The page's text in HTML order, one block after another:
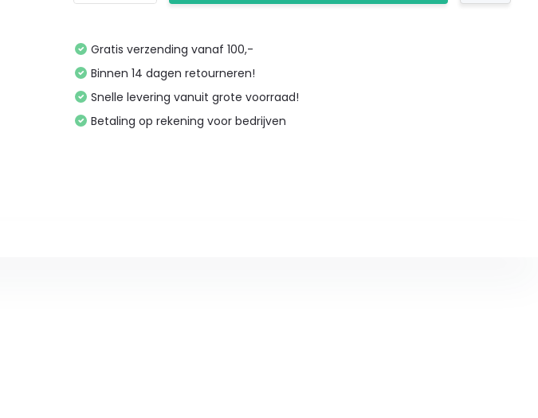
Gratis verzending vanaf 100,-
Binnen 14 dagen retourneren!
Snelle levering vanuit grote voorraad!
Betaling op rekening voor bedrijven